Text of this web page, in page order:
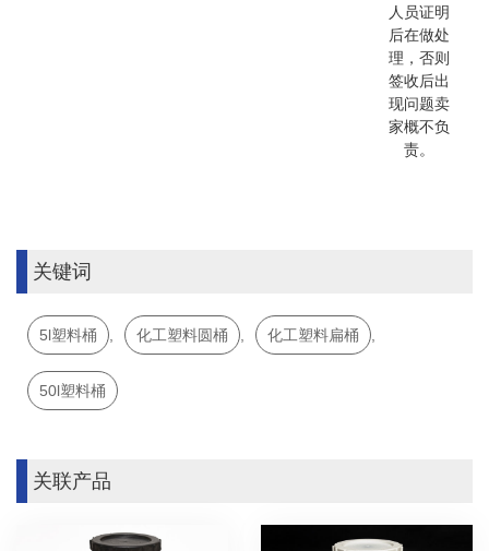
人员证明
后在做处
理，否则
签收后出
现问题卖
家概不负
责。
关键词
5l塑料桶 , 化工塑料圆桶 , 化工塑料扁桶 ,
50l塑料桶
关联产品